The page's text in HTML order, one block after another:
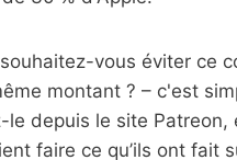
vous éviter ce
montant ? – c'est
depuis le site Patreon,
faire ce qu’ils ont fait